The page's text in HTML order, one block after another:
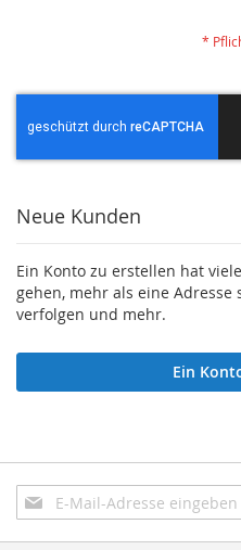
Neue Kunden
Ein Konto zu erstellen hat
gehen, mehr als eine Adresse
verfolgen und mehr.
Ein
Anmeldung
zum
Newsletter: